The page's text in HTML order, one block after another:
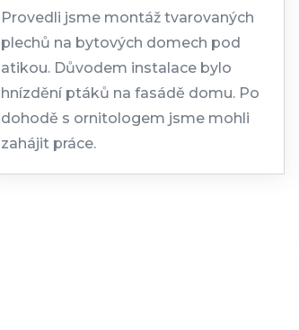
Provedli jsme montáž tvarovaných
plechů na bytových domech pod
atikou. Důvodem instalace bylo
hnízdění ptáků na fasádě domu. Po
dohodě s ornitologem jsme mohli
zahájit práce.